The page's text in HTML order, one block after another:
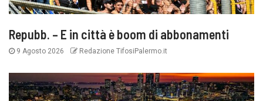
Repubb. – E in città è boom di abbonamenti
9 Agosto 2026 Redazione TifosiPalermo.it